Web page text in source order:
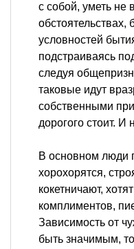
с собой, уметь не
обстоятельствах,
условностей
подстраиваясь
следуя
таковые идут
собственными
дорогого стоит. И
В основном люди
хорохорятся,
кокетничают,
комплиментов,
Зависимость от
быть значимым,